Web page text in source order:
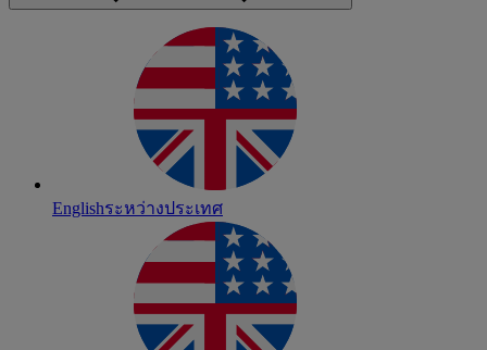
Englishระหว่างประเทศ